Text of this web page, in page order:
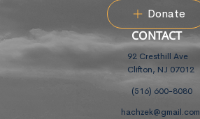
Donate
CONTACT
92 Cresthill Ave
Clifton, NJ 07012
(516) 600-8080
hachzek@gmail.com